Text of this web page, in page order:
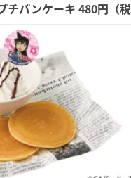
チパンケーキ 480円（税